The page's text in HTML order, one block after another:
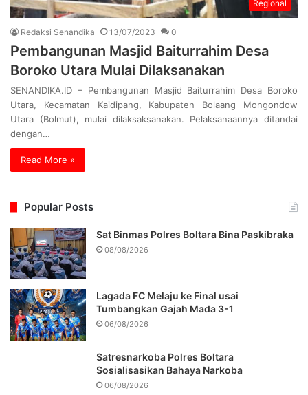
Regional
Redaksi Senandika 13/07/2023 0
Pembangunan Masjid Baiturrahim Desa
Boroko Utara Mulai Dilaksanakan
SENANDIKA.ID – Pembangunan Masjid Baiturrahim Desa Boroko
Utara, Kecamatan Kaidipang, Kabupaten Bolaang Mongondow
Utara (Bolmut), mulai dilaksaksanakan. Pelaksanaannya ditandai
dengan…
Read More »
Popular Posts
Sat Binmas Polres Boltara Bina Paskibraka
08/08/2026
Lagada FC Melaju ke Final usai
Tumbangkan Gajah Mada 3-1
06/08/2026
Satresnarkoba Polres Boltara
Sosialisasikan Bahaya Narkoba
06/08/2026